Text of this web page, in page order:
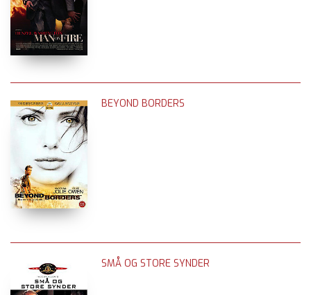
BEYOND BORDERS
SMÅ OG STORE SYNDER